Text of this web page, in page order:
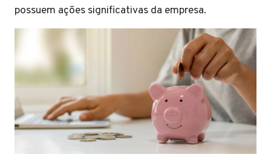
possuem ações significativas da empresa.